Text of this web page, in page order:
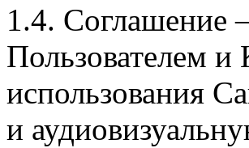
1.4. Соглашение
Пользователем
использования
и